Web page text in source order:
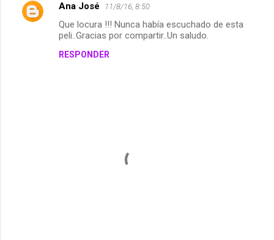
C
Ana José 11/8/16, 8:50
Que locura !!! Nunca había escuchado de esta
peli..Gracias por compartir..Un saludo.
RESPONDER